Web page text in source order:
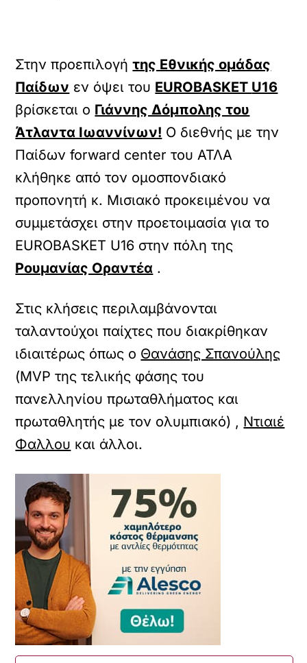
Στην προεπιλογήτης Εθνικής ομάδας
Παίδων εν όψει του EUROBASKET U16
βρίσκεται ο Γιάννης Δόμπολης του
Άτλαντα Ιωαννίνων! Ο διεθνής με την
Παίδων forward center του ΑΤΛΑ
κλήθηκε από τον ομοσπονδιακό
προπονητή κ. Μισιακό προκειμένου να
συμμετάσχει στην προετοιμασία για το
EUROBASKET U16 στην πόλη της
Ρουμανίας Οραντέα .
Στις κλήσεις περιλαμβάνονται
ταλαντούχοι παίχτες που διακρίθηκαν
ιδιαιτέρως όπως ο Θανάσης Σπανούλης
(ΜVP της τελικής φάσης του
πανελληνίου πρωταθλήματος και
πρωταθλητής με τον ολυμπιακό) , Ντιαιέ
Φαλλου και άλλοι.